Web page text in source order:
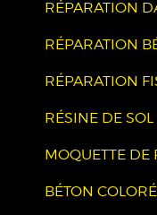
RÉPARATION
RÉPARATION
RÉPARATION
RÉSINE DE
MOQUETTE DE
BÉTON